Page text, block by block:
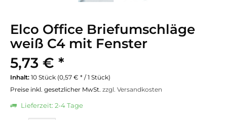
Elco Office Briefumschläge
weiß C4 mit Fenster
5,73 € *
Inhalt: 10 Stück (0,57 € * / 1 Stück)
Preise inkl. gesetzlicher MwSt. zzgl. Versandkosten
Lieferzeit: 2-4 Tage